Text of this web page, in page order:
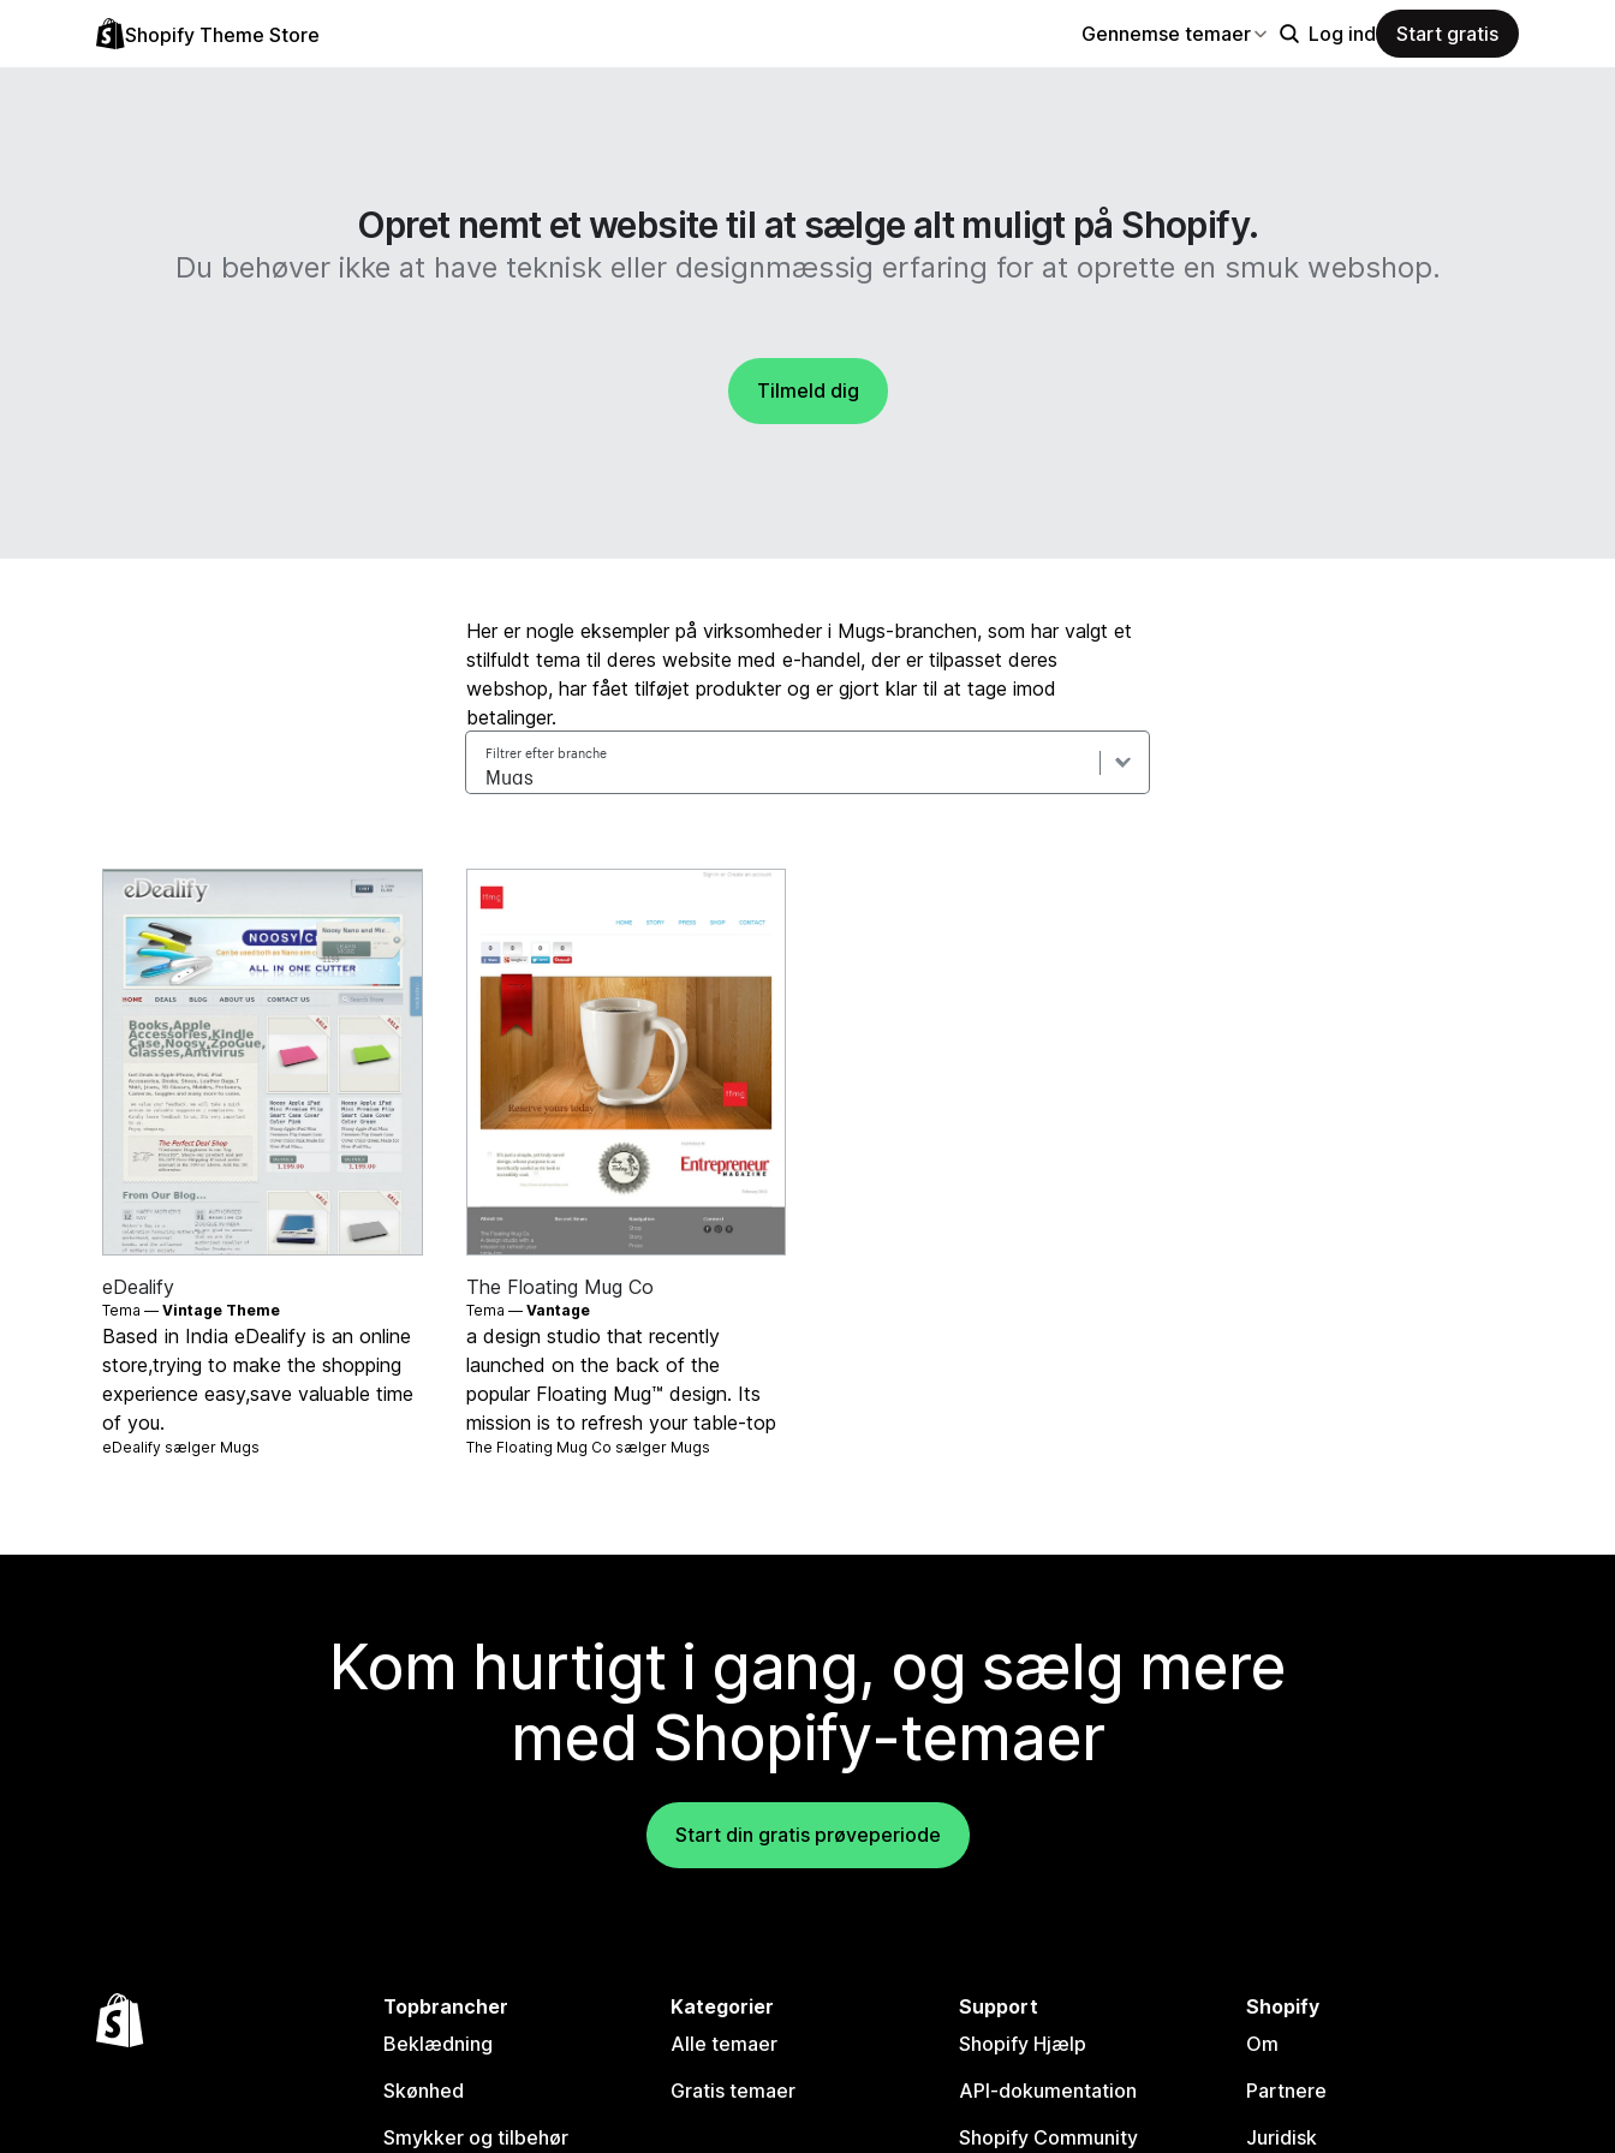
Shopify Theme Store Gennemse temaer Log ind Start gratis
Opret nemt et website til at sælge alt muligt på Shopify.
Du behøver ikke at have teknisk eller designmæssig erfaring for at oprette en smuk webshop.
Tilmeld dig
Her er nogle eksempler på virksomheder i Mugs-branchen, som har valgt et
stilfuldt tema til deres website med e-handel, der er tilpasset deres
webshop, har fået tilføjet produkter og er gjort klar til at tage imod
betalinger.
Filtrer efter branche
eDealify
Tema —Vintage Theme
Based in India eDealify is an online
store,trying to make the shopping
experience easy,save valuable time
of you.
eDealify sælger Mugs
The Floating Mug Co
Tema — Vantage
a design studio that recently
launched on the back of the
popular Floating Mug™ design. Its
mission is to refresh your table-top
The Floating Mug Co sælger Mugs
Kom hurtigt i gang, og sælg mere
med Shopify-temaer
Start din gratis prøveperiode
Topbrancher
Beklædning
Skønhed
Smykker og tilbehør
Kategorier
Alle temaer
Gratis temaer
Support
Shopify Hjælp
API-dokumentation
Shopify Community
Shopify
Om
Partnere
Juridisk